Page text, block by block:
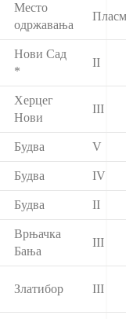
Место
одржавања
Нови Сад
*
II
Херцег
Нови
III
Будва V
Будва IV
Будва II
Врњачка
Бања
III
Златибор III